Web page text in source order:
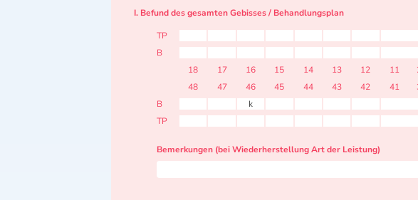
I. Befund des gesamten Gebisses / Behandlungsplan
TP
B
18
17 16 15 14 13 12 11
48
47 46 45 44 43 42 41
B
k
TP
Bemerkungen (bei Wiederherstellung Art der Leistung)